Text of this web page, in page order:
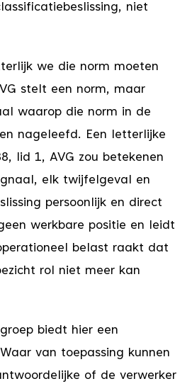
niet
we die norm moeten
stelt een norm, maar
waarop die norm in de
nageleefd. Een letterlijke
lid 1, AVG zou betekenen
elk twijfelgeval en
persoonlijk en direct
werkbare positie en leidt
belast raakt dat
rol niet meer kan
biedt hier een
van toepassing kunnen
of de verwerker